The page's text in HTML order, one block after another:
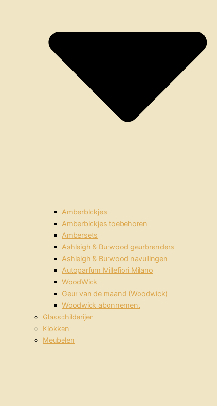
Amberblokjes
Amberblokjes toebehoren
Ambersets
Ashleigh & Burwood geurbranders
Ashleigh & Burwood navullingen
Autoparfum Millefiori Milano
WoodWick
Geur van de maand (Woodwick)
Woodwick abonnement
Glasschilderijen
Klokken
Meubelen